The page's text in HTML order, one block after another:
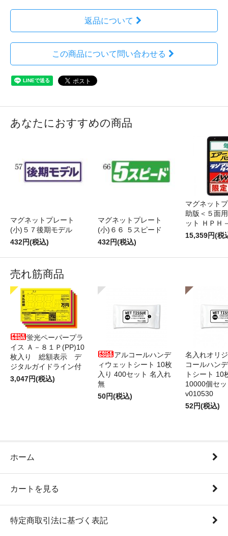
返品について
この商品について問い合わせる
あなたにおすすめの商品
マグネットプレート
(小)５７後期モデル
432円(税込)
マグネットプレート
(小)６６ ５スピード
432円(税込)
マグネット
助版＜５面
ット ＨＰＨ
15,359円(税
売れ筋商品
蛍光ペーパープラ
イス Ａ－８１Ｐ(PP)10
枚入り 総額表示 デ
ジタルガイドライン付
3,047円(税込)
アルコールハンデ
ィウェットシート 10枚
入り 400セット 名入れ
無
50円(税込)
名入れオリ
コールハン
トシート 10
10000個セ
v010530
52円(税込)
ホーム
カートを見る
特定商取引法に基づく表記